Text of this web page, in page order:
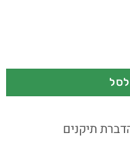
תיקנים